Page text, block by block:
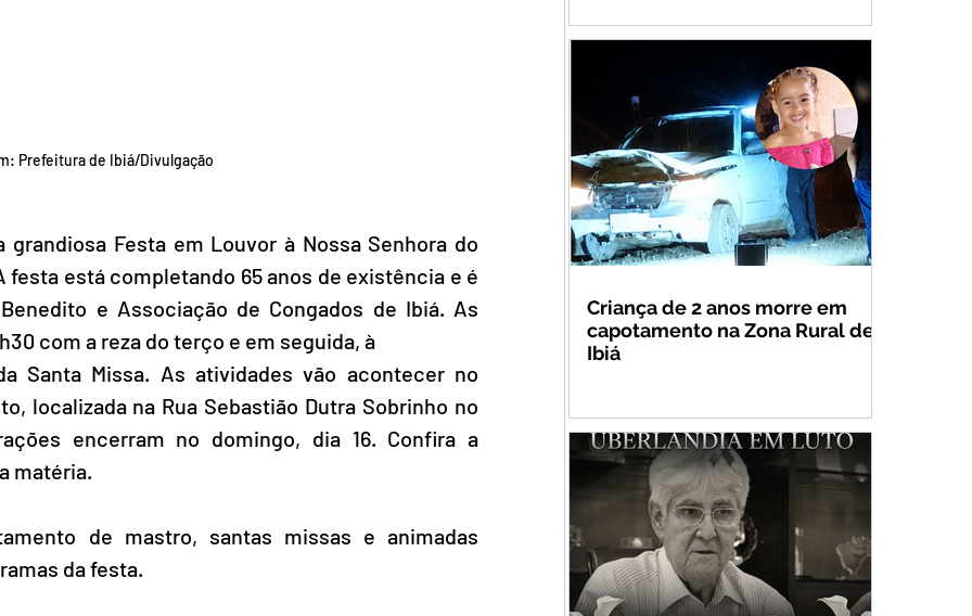
Prefeitura de Ibiá/Divulgação
Festa em Louvor à Nossa Senhora do
festa está completando 65 anos de existência e é
e Associação de Congados de Ibiá. As
com a reza do terço e em seguida, à
Santa Missa. As atividades vão acontecer no
localizada na Rua Sebastião Dutra Sobrinho no
encerram no domingo, dia 16. Confira a
matéria.
de mastro, santas missas e animadas
da festa.
Criança de 2 anos morre em
capotamento na Zona Rural de
Ibiá